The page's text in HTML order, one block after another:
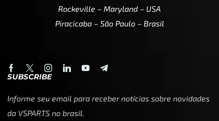
Rockeville – Maryland – USA
Piracicaba – São Paulo – Brasil
SUBSCRIBE
Informe seu email para receber notícias sobre novidades
da VSPARTS no brasil.